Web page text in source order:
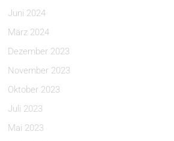
Juni 2024
März 2024
Dezember 2023
November 2023
Oktober 2023
Juli 2023
Mai 2023